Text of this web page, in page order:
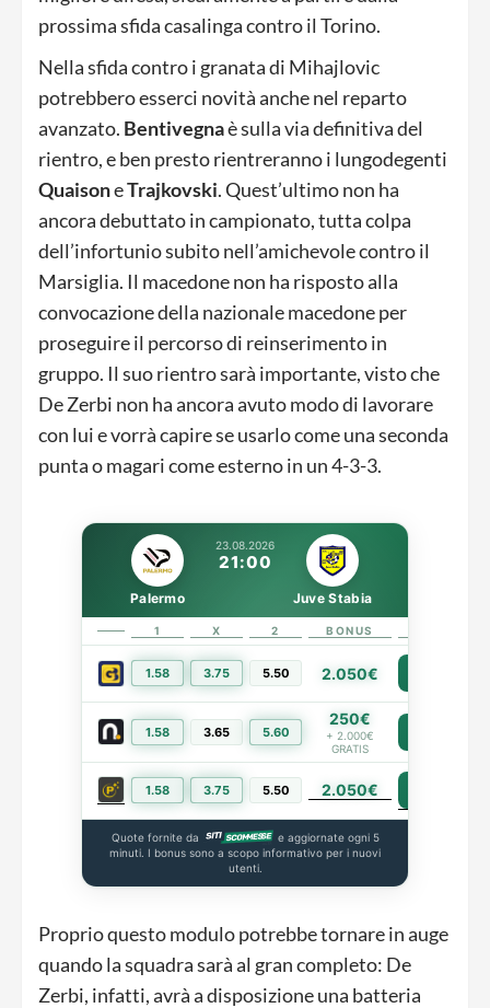
prossima sfida casalinga contro il Torino.
Nella sfida contro i granata di Mihajlovic
potrebbero esserci novità anche nel reparto
avanzato. Bentivegnaè sulla via definitiva del
rientro, e ben presto rientreranno i lungodegenti
QuaisoneTrajkovski. Quest’ultimo non ha
ancora debuttato in campionato, tutta colpa
dell’infortunio subito nell’amichevole contro il
Marsiglia. Il macedone non ha risposto alla
convocazione della nazionale macedone per
proseguire il percorso di reinserimento in
gruppo. Il suo rientro sarà importante, visto che
De Zerbi non ha ancora avuto modo di lavorare
con lui e vorrà capire se usarlo come una seconda
punta o magari come esterno in un 4-3-3.
23.08.2026
21:00
Palermo Juve Stabia
1 X 2 BONUS
1.58 3.75 5.50 2.050€
1.58 3.65 5.60
250€
+ 2.000€
GRATIS
1.58 3.75 5.50 2.050€
Quote fornite da
e aggiornate ogni 5
minuti. I bonus sono a scopo informativo per i nuovi
utenti.
Proprio questo modulo potrebbe tornare in auge
quando la squadra sarà al gran completo: De
Zerbi, infatti, avrà a disposizione una batteria